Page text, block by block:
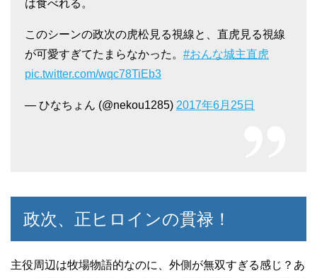
は食べれる。
このシーンの政次の虎松見る視線と、直虎見る視線
が可愛すぎてたまらなかった。 #おんな城主直虎
pic.twitter.com/wqc78TiEb3
— ひなちょん (@nekou1285) 2017年6月25日
政次、正ヒロインの貫禄！
主役周辺は牧場物語的なのに、外側が無双すぎる感じ？あ